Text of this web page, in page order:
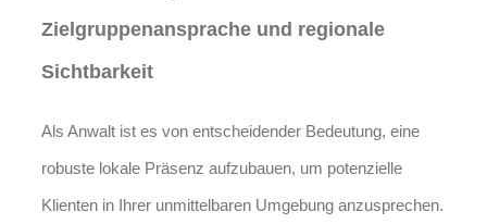
Zielgruppenansprache und regionale
Sichtbarkeit
Als Anwalt ist es von entscheidender Bedeutung, eine
robuste lokale Präsenz aufzubauen, um potenzielle
Klienten in Ihrer unmittelbaren Umgebung anzusprechen.